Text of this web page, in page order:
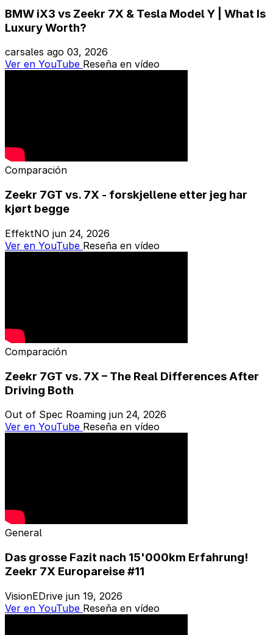
BMW iX3 vs Zeekr 7X & Tesla Model Y | What Is
Luxury Worth?
carsales ago 03, 2026
Ver en YouTube Reseña en vídeo
Comparación
Zeekr 7GT vs. 7X - forskjellene etter jeg har
kjørt begge
EffektNO jun 24, 2026
Ver en YouTube Reseña en vídeo
Comparación
Zeekr 7GT vs. 7X – The Real Differences After
Driving Both
Out of Spec Roaming jun 24, 2026
Ver en YouTube Reseña en vídeo
General
Das grosse Fazit nach 15'000km Erfahrung!
Zeekr 7X Europareise #11
VisionEDrive jun 19, 2026
Ver en YouTube Reseña en vídeo